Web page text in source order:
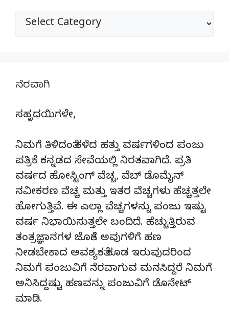
ವಿಭಾಗಗಳು
ನೆರವಾಗಿ
ಸಹೃದಯಿಗಳೇ,
ನಿಮಗೆ ತಿಳಿದಂತೆ ಕಳೆದ ಹತ್ತು ವರ್ಷಗಳಿಂದ ಪಂಜು
ಪತ್ರಿಕೆ ಕನ್ನಡದ ಸೇವೆಯಲ್ಲಿ ನಿರತವಾಗಿದೆ. ಪ್ರತಿ
ವರ್ಷದ ಹೋಸ್ಟಿಂಗ್‌ ವೆಚ್ಚ, ವೆಬ್‌ ಡೊಮೈನ್‌
ನವೀಕರಣ ವೆಚ್ಚ ಮತ್ತು ಇತರ ವೆಚ್ಚಗಳು ಹೆಚ್ಚತ್ತಲೇ
ಹೋಗುತ್ತಿವೆ. ಈ ಎಲ್ಲಾ ವೆಚ್ಚಗಳನ್ನು ಪಂಜು ಇಷ್ಟು
ವರ್ಷ ನಿಭಾಯಿಸುತ್ತಲೇ ಬಂದಿದೆ. ಹೆಚ್ಚುತ್ತಿರುವ
ತಂತ್ರಜ್ಞಾನಗಳ ಜೊತೆಗೆ ಅವುಗಳಿಗೆ ಹಣ
ನೀಡಬೇಕಾದ ಅವಶ್ಯಕತೆ ಕೂಡ ಇರುವುದರಿಂದ
ನಿಮಗೆ ಪಂಜುವಿಗೆ ನೆರವಾಗುವ ಮನಸಿದ್ದರೆ ನಿಮಗೆ
ಅನಿಸಿದ್ದಷ್ಟು ಹಣವನ್ನು ಪಂಜುವಿಗೆ ಡೊನೇಟ್‌
ಮಾಡಿ.